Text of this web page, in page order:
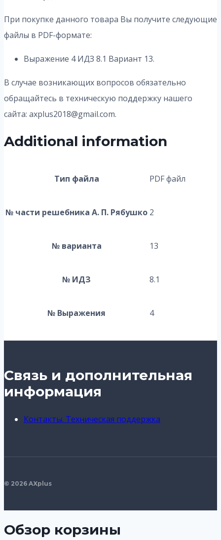
При покупке данного товара Вы получите следующие
файлы в PDF-формате:
Выражение 4 ИДЗ 8.1 Вариант 13.
В случае возникающих вопросов обязательно
обращайтесь в техническую поддержку нашего
сайта: axplus2018@gmail.com.
Additional information
Тип файла PDF файл
№ части решебника А. П. Рябушко 2
№ варианта 13
№ ИДЗ 8.1
№ Выражения 4
Связь и дополнительная
информация
Контакты. Техническая поддержка
© 2026 AXplus
Обзор корзины